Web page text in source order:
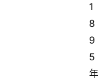
1
8
9
5
年